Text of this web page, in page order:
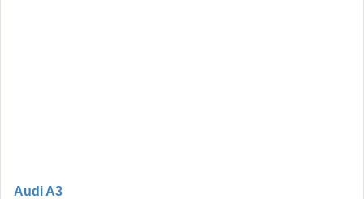
Audi A3